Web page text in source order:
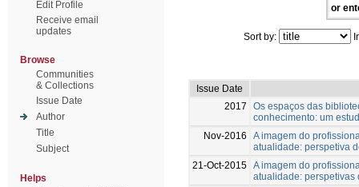
Edit Profile
Receive email
updates
Browse
Communities
& Collections
Issue Date
Author
Title
Subject
Helps
or
Sort by:
Issue Date
2017
Os espaços das
conhecimento: um
Nov-2016
A imagem do
atualidade: perspetiva
21-Oct-2015 A imagem do
atualidade: perspetivas